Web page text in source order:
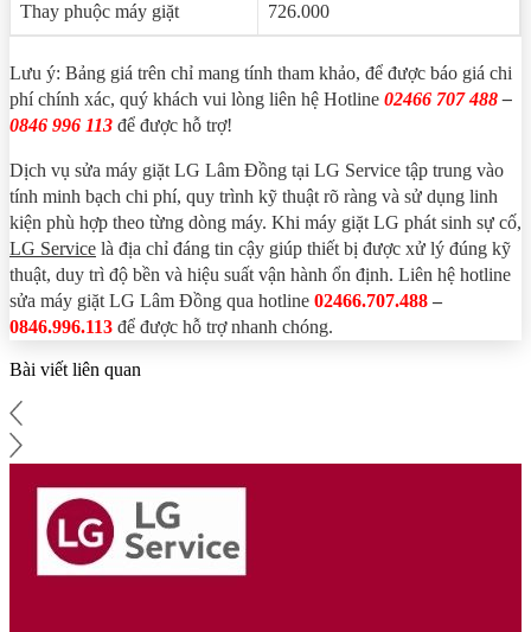
Thay phuộc máy giặt 726.000
Lưu ý: Bảng giá trên chỉ mang tính tham khảo, để được báo giá chi
phí chính xác, quý khách vui lòng liên hệ Hotline 02466 707 488–
0846 996 113 để được hỗ trợ!
Dịch vụ sửa máy giặt LG Lâm Đồng tại LG Service tập trung vào
tính minh bạch chi phí, quy trình kỹ thuật rõ ràng và sử dụng linh
kiện phù hợp theo từng dòng máy. Khi máy giặt LG phát sinh sự cố,
LG Service là địa chỉ đáng tin cậy giúp thiết bị được xử lý đúng kỹ
thuật, duy trì độ bền và hiệu suất vận hành ổn định. Liên hệ hotline
sửa máy giặt LG Lâm Đồng qua hotline 02466.707.488 –
0846.996.113 để được hỗ trợ nhanh chóng.
Bài viết liên quan